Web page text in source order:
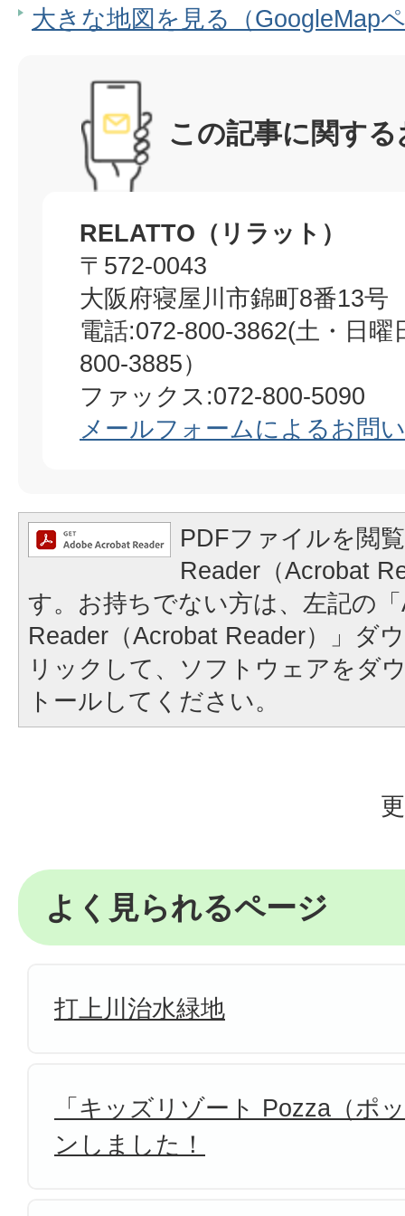
大きな地図を見る（GoogleMap
この記事に関す
RELATTO（リラット）
〒572-0043
大阪府寝屋川市錦町8番13号
電話:072-800-3862(土・日曜
800-3885）
ファックス:072-800-5090
メールフォームによるお問
PDFファイルを閲
Reader（Acrobat
す。お持ちでない方は、左記の
Reader（Acrobat Reader）」ダ
リックして、ソフトウェアをダ
トールしてください。
よく見られるページ
打上川治水緑地
「キッズリゾート Pozza（ポ
ンしました！